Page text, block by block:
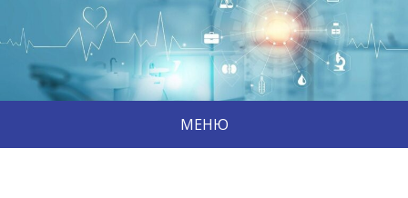
МЕНЮ